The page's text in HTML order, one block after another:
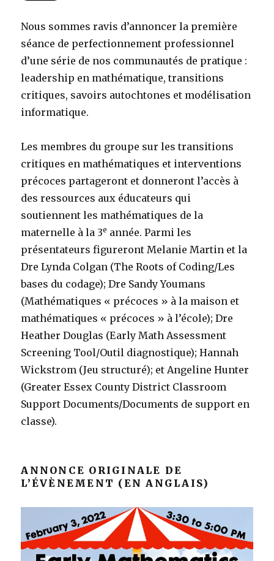
Nous sommes ravis d’annoncer la première
séance de perfectionnement professionnel
d’une série de nos communautés de pratique :
leadership en mathématique, transitions
critiques, savoirs autochtones et modélisation
informatique.
Les membres du groupe sur les transitions
critiques en mathématiques et interventions
précoces partageront et donneront l’accès à
des ressources aux éducateurs qui
soutiennent les mathématiques de la
maternelle à la 3e année. Parmi les
présentateurs figureront Melanie Martin et la
Dre Lynda Colgan (The Roots of Coding/Les
bases du codage); Dre Sandy Youmans
(Mathématiques « précoces » à la maison et
mathématiques « précoces » à l’école); Dre
Heather Douglas (Early Math Assessment
Screening Tool/Outil diagnostique); Hannah
Wickstrom (Jeu structuré); et Angeline Hunter
(Greater Essex County District Classroom
Support Documents/Documents de support en
classe).
ANNONCE ORIGINALE DE
L’ÉVÈNEMENT (EN ANGLAIS)